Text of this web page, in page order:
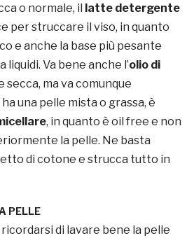
o normale, il
latte detergente
per struccare il viso, in quanto
e anche la base più pesante
Va bene anche l’olio di
secca, ma va comunque
una pelle mista o grassa, è
, in quanto è oil free e non
la pelle. Ne basta
di cotone e strucca tutto in
PELLE
di lavare bene la pelle